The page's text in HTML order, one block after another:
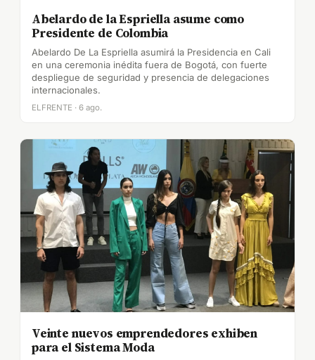
Abelardo de la Espriella asume como
Presidente de Colombia
Abelardo De La Espriella asumirá la Presidencia en Cali
en una ceremonia inédita fuera de Bogotá, con fuerte
despliegue de seguridad y presencia de delegaciones
internacionales.
ELFRENTE · 6 ago.
Veinte nuevos emprendedores exhiben
para el Sistema Moda